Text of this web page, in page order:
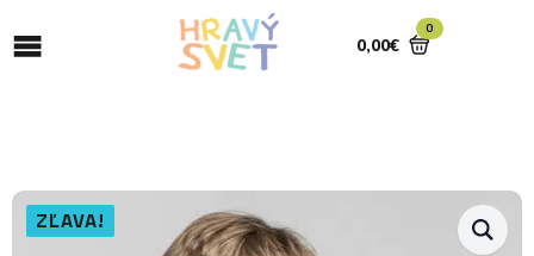
0,00€
0
ZĽAVA!